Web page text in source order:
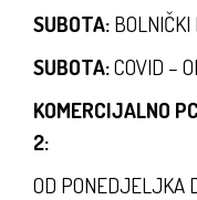
SUBOTA:
SUBOTA:COVID –
KOMERCIJALNO
2:
OD PONEDJELJKA